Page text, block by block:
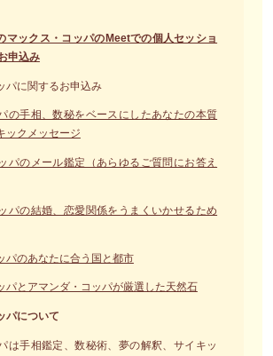
ックス・コッパのMeetでの個人セッショ
申込み
パに関するお申込み
の手相、数秘をベースにしたあなたの本質
ックメッセージ
パのメール鑑定（あらゆるご質問にお答え
パの結婚、恋愛関係をうまくいかせるため
パのあなたに合う国と都市
パとアマンダ・コッパが厳選した天然石
パについて
は手相鑑定、数秘術、夢の解釈、サイキッ